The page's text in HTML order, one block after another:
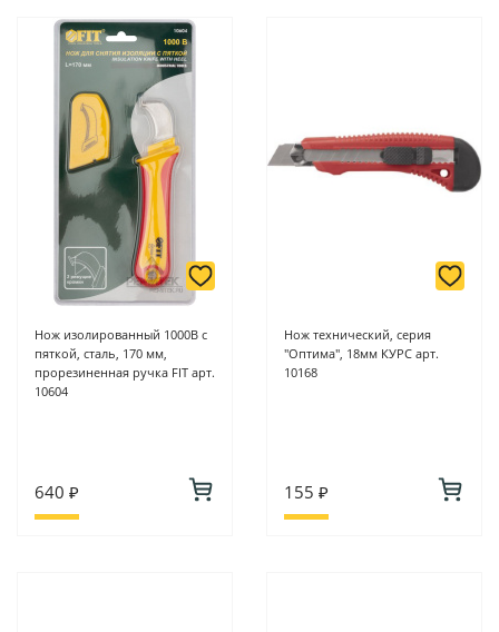
Нож изолированный 1000В с
пяткой, сталь, 170 мм,
прорезиненная ручка FIT арт.
10604
640 ₽
Нож технический, серия
"Оптима", 18мм КУРС арт.
10168
155 ₽